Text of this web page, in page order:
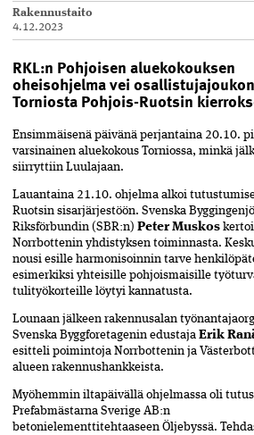
Rakennustaito
4.12.2023
RKL:n Pohjoisen aluekokouksen
oheisohjelma vei osallistujajoukon
Torniosta Pohjois-Ruotsin
Ensimmäisenä päivänä perjantaina 20.10.
varsinainen aluekokous Torniossa, minkä
siirryttiin Luulajaan.
Lauantaina 21.10. ohjelma alkoi
Ruotsin sisarjärjestöön. Svenska
Riksförbundin (SBR:n) Peter Muskos kertoi
Norrbottenin yhdistyksen toiminnasta.
nousi esille harmonisoinnin tarve
esimerkiksi yhteisille pohjoismaisille
tulityökorteille löytyi kannatusta.
Lounaan jälkeen rakennusalan
Svenska Byggforetagenin edustaja Erik
esitteli poimintoja Norrbottenin ja
alueen rakennushankkeista.
Myöhemmin iltapäivällä ohjelmassa oli
Prefabmästarna Sverige AB:n
betonielementtitehtaaseen Öljebyssä.